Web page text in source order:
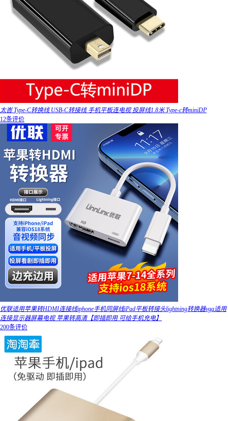
太峇 Type-C转换线 USB-C转接线 手机平板连电视 投屏线1.8米 Type-c转miniDP
12条评价
优联适用苹果转HDMI连接线iphone手机同屏线iPad平板转接头lightning转换器vga适用
连接显示器屏幕电视 苹果转高清【即插即用 可给手机充电】
200条评价